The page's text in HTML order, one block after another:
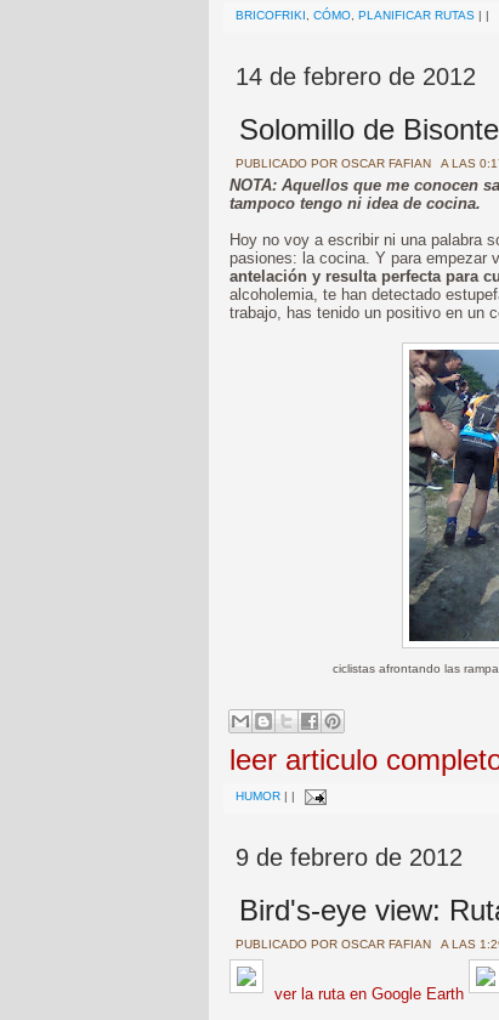
BRICOFRIKI CÓMO PLANIFICAR RUTAS | |
14 de febrero de 2012
Solomillo de
PUBLICADO POR OSCAR FAFIAN A LAS
NOTA: Aquellos que me conocen
tampoco tengo ni idea de cocina.
Hoy no voy a escribir ni una palabra
pasiones: la cocina. Y para empezar
antelación y resulta perfecta para
alcoholemia, te han detectado
trabajo, has tenido un positivo en un
ciclistas afrontando las
leer articulo
HUMOR | |
9 de febrero de 2012
Bird's-eye view:
PUBLICADO POR OSCAR FAFIAN A LAS
ver la ruta en Google Earth